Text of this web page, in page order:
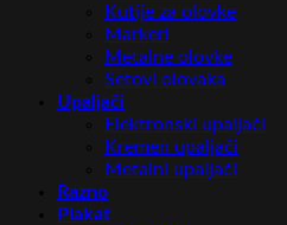
Kutije za olovke
Markeri
Metalne olovke
Setovi olovaka
Upaljači
Elektronski upaljači
Kremen upaljači
Metalni upaljači
Razno
Plakat